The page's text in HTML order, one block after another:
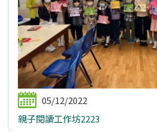
05/12/2022
親子閱讀工作坊2223